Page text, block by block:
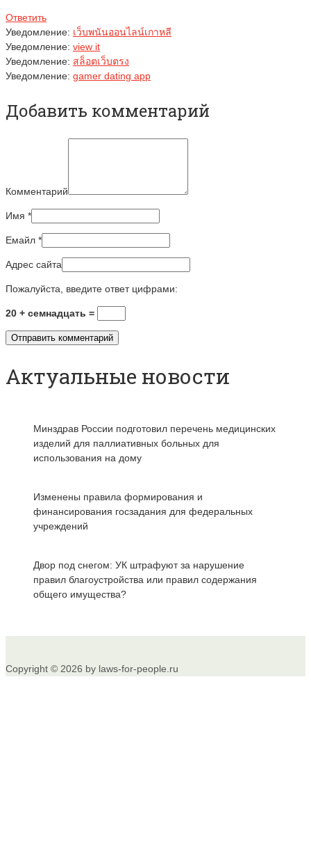
Ответить
Уведомление: เว็บพนันออนไลน์เกาหลี
Уведомление: view it
Уведомление: สล็อตเว็บตรง
Уведомление: gamer dating app
Добавить комментарий
Комментарий
Имя *
Емайл *
Адрес сайта
Пожалуйста, введите ответ цифрами:
20 + семнадцать =
Актуальные новости
Минздрав России подготовил перечень медицинских
изделий для паллиативных больных для
использования на дому
Изменены правила формирования и
финансирования госзадания для федеральных
учреждений
Двор под снегом: УК штрафуют за нарушение
правил благоустройства или правил содержания
общего имущества?
Copyright © 2026 by laws-for-people.ru